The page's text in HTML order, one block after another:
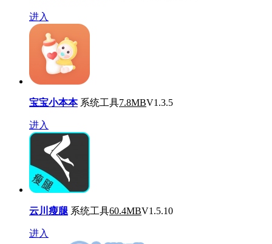
进入
宝宝小本本 系统工具7.8MBV1.3.5
进入
云川瘦腿 系统工具60.4MBV1.5.10
进入